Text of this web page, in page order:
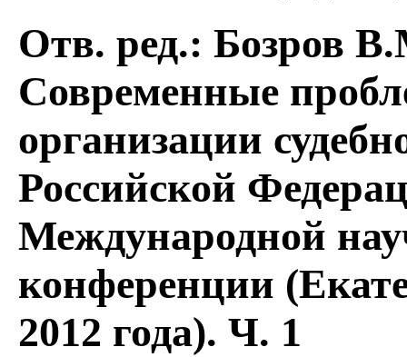
Отв. ред.: Бозров
Современные
организации
Российской
Международной
конференции
2012 года). Ч. 1